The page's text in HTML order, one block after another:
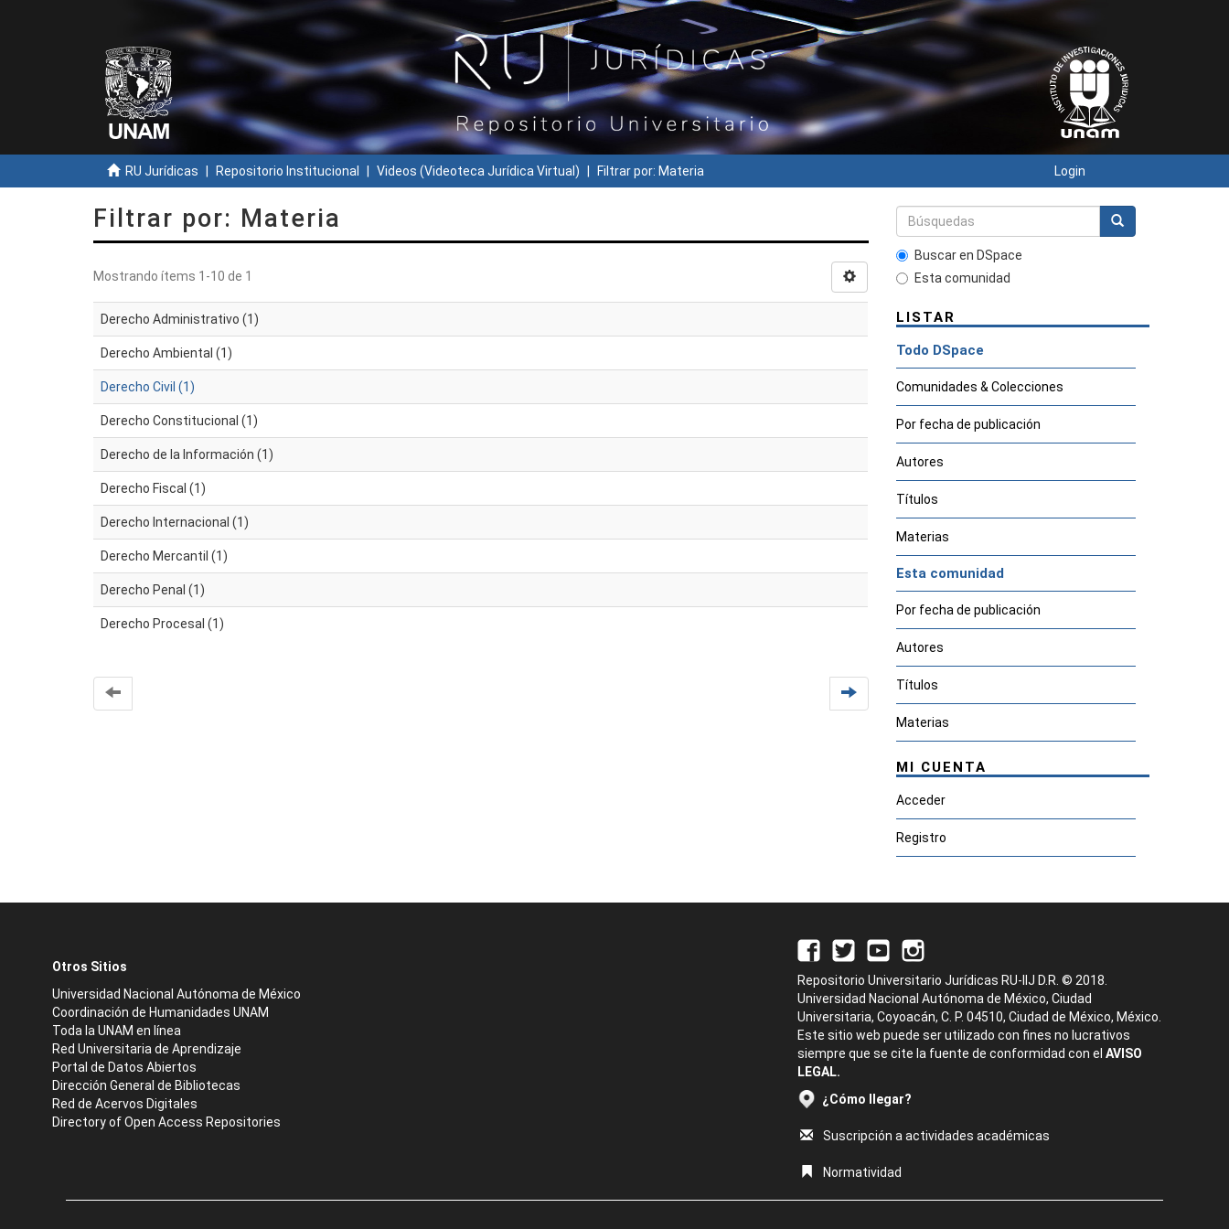
RU Jurídicas Repositorio Institucional Videos (Videoteca Jurídica Virtual) Filtrar por: Materia Login
Filtrar por: Materia
Mostrando ítems 1-10 de 1
Derecho Administrativo (1)
Derecho Ambiental (1)
Derecho Civil (1)
Derecho Constitucional (1)
Derecho de la Información (1)
Derecho Fiscal (1)
Derecho Internacional (1)
Derecho Mercantil (1)
Derecho Penal (1)
Derecho Procesal (1)
Buscar en DSpace
Esta comunidad
LISTAR
Todo DSpace
Comunidades & Colecciones
Por fecha de publicación
Autores
Títulos
Materias
Esta comunidad
Por fecha de publicación
Autores
Títulos
Materias
MI CUENTA
Acceder
Registro
Otros Sitios
Universidad Nacional Autónoma de México
Coordinación de Humanidades UNAM
Toda la UNAM en línea
Red Universitaria de Aprendizaje
Portal de Datos Abiertos
Dirección General de Bibliotecas
Red de Acervos Digitales
Directory of Open Access Repositories
Repositorio Universitario Jurídicas RU-IIJ D.R. © 2018.
Universidad Nacional Autónoma de México, Ciudad
Universitaria, Coyoacán, C. P. 04510, Ciudad de México, México.
Este sitio web puede ser utilizado con fines no lucrativos
siempre que se cite la fuente de conformidad con el AVISO
LEGAL.
¿Cómo llegar?
Suscripción a actividades académicas
Normatividad